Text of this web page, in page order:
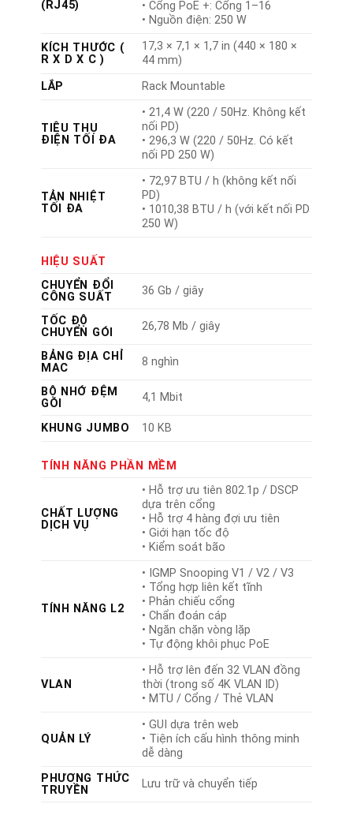
(RJ45)
• Cổng PoE +: Cổng 1–16
• Nguồn điện: 250 W
KÍCH THƯỚC (
R X D X C )
17,3 × 7,1 × 1,7 in (440 × 180 ×
44 mm)
LẮP
Rack Mountable
TIÊU THỤ
ĐIỆN TỐI ĐA
• 21,4 W (220 / 50Hz. Không kết
nối PD)
• 296,3 W (220 / 50Hz. Có kết
nối PD 250 W)
TẢN NHIỆT
TỐI ĐA
• 72,97 BTU / h (không kết nối
PD)
• 1010,38 BTU / h (với kết nối PD
250 W)
HIỆU SUẤT
CHUYỂN ĐỔI
CÔNG SUẤT
36 Gb / giây
TỐC ĐỘ
CHUYỂN GÓI
26,78 Mb / giây
BẢNG ĐỊA CHỈ
MAC
8 nghìn
BỘ NHỚ ĐỆM
GÓI
4,1 Mbit
KHUNG JUMBO 10 KB
TÍNH NĂNG PHẦN MỀM
CHẤT LƯỢNG
DỊCH VỤ
• Hỗ trợ ưu tiên 802.1p / DSCP
dựa trên cổng
• Hỗ trợ 4 hàng đợi ưu tiên
• Giới hạn tốc độ
• Kiểm soát bão
TÍNH NĂNG L2
• IGMP Snooping V1 / V2 / V3
• Tổng hợp liên kết tĩnh
• Phản chiếu cổng
• Chẩn đoán cáp
• Ngăn chặn vòng lặp
• Tự động khôi phục PoE
VLAN
• Hỗ trợ lên đến 32 VLAN đồng
thời (trong số 4K VLAN ID)
• MTU / Cổng / Thẻ VLAN
QUẢN LÝ
• GUI dựa trên web
• Tiện ích cấu hình thông minh
dễ dàng
PHƯƠNG THỨC
TRUYỀN
Lưu trữ và chuyển tiếp